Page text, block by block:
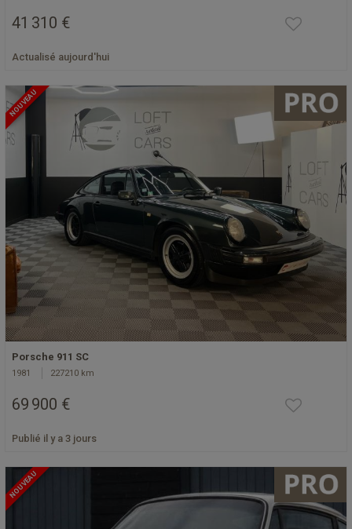
41 310 €
Actualisé aujourd'hui
NOUVEAU
Porsche 911 SC
1981 227210 km
69 900 €
Publié il y a 3 jours
NOUVEAU